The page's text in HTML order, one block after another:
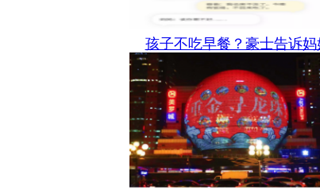
孩子不吃早餐？豪士告诉妈
生活 2020-01-03 21:17:37
孩子不吃早餐?豪士告诉妈妈们最
每位妈妈可能都遇到过，家人孩子